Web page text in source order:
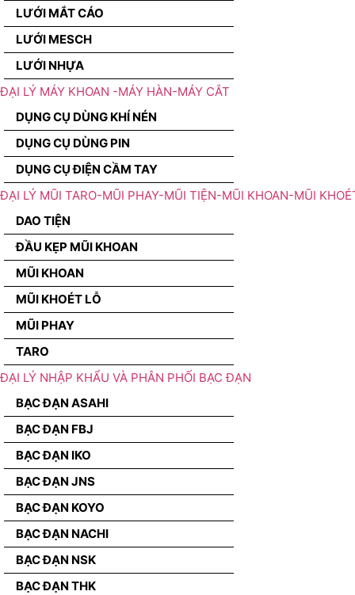
LƯỚI MẮT CÁO
LƯỚI MESCH
LƯỚI NHỰA
ĐẠI LÝ MÁY KHOAN -MÁY HÀN-MÁY CẮT
DỤNG CỤ DÙNG KHÍ NÉN
DỤNG CỤ DÙNG PIN
DỤNG CỤ ĐIỆN CẦM TAY
ĐẠI LÝ MŨI TARO-MŨI PHAY-MŨI TIỆN-MŨI KHOAN-MŨI
DAO TIỆN
ĐẦU KẸP MŨI KHOAN
MŨI KHOAN
MŨI KHOÉT LỖ
MŨI PHAY
TARO
ĐẠI LÝ NHẬP KHẨU VÀ PHÂN PHỐI BẠC ĐẠN
BẠC ĐẠN ASAHI
BẠC ĐẠN FBJ
BẠC ĐẠN IKO
BẠC ĐẠN JNS
BẠC ĐẠN KOYO
BẠC ĐẠN NACHI
BẠC ĐẠN NSK
BẠC ĐẠN THK